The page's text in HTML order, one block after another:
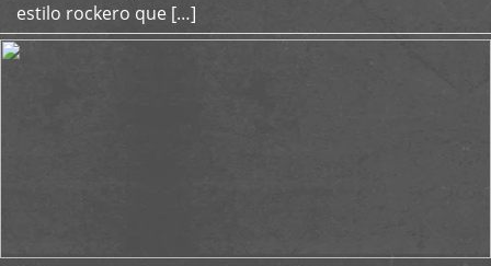
estilo rockero que […]